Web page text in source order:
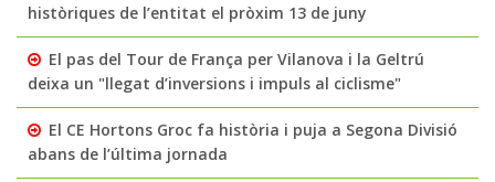
històriques de l’entitat el pròxim 13 de juny
El pas del Tour de França per Vilanova i la Geltrú
deixa un "llegat d’inversions i impuls al ciclisme"
El CE Hortons Groc fa història i puja a Segona Divisió
abans de l’última jornada